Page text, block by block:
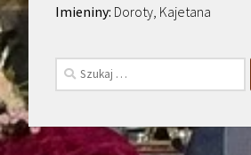
Doroty, Kajetana
Szukaj: